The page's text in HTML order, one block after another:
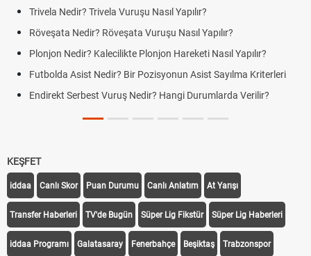
Trivela Nedir? Trivela Vuruşu Nasıl Yapılır?
Röveşata Nedir? Röveşata Vuruşu Nasıl Yapılır?
Plonjon Nedir? Kalecilikte Plonjon Hareketi Nasıl Yapılır?
Futbolda Asist Nedir? Bir Pozisyonun Asist Sayılma Kriterleri
Endirekt Serbest Vuruş Nedir? Hangi Durumlarda Verilir?
KEŞFET
iddaa Canlı Skor Puan Durumu Canlı Anlatım At Yarışı
Transfer Haberleri TV'de Bugün Süper Lig Fikstür Süper Lig Haberleri
iddaa Programı Galatasaray Fenerbahçe Beşiktaş Trabzonspor